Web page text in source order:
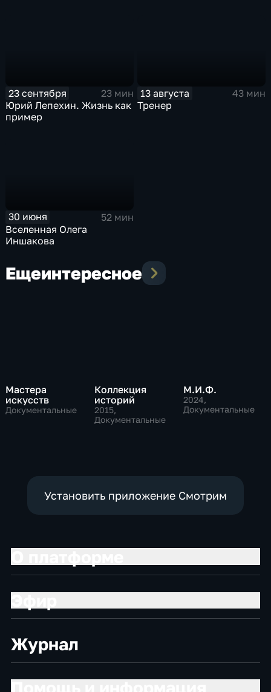
23 сентября
23 мин
Юрий Лепехин. Жизнь как
пример
13 августа
43 мин
Тренер
30 июня
52 мин
Вселенная Олега
Иншакова
Ещеинтересное
Мастера
искусств
Документальные
Коллекция
историй
2015,
Документальные
М.И.Ф.
2024,
Документальные
Установить приложение Смотрим
Журнал